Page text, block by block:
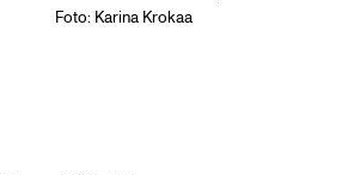
Foto: Karina Krokaa